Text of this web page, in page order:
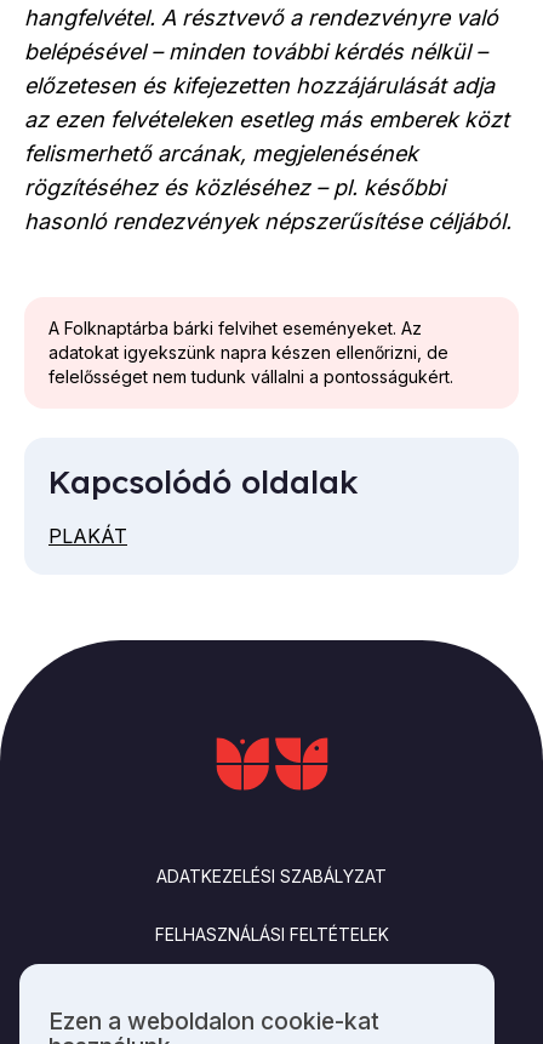
hangfelvétel. A résztvevő a rendezvényre való
belépésével – minden további kérdés nélkül –
előzetesen és kifejezetten hozzájárulását adja
az ezen felvételeken esetleg más emberek közt
felismerhető arcának, megjelenésének
rögzítéséhez és közléséhez – pl. későbbi
hasonló rendezvények népszerűsítése céljából.
A Folknaptárba bárki felvihet eseményeket. Az
adatokat igyekszünk napra készen ellenőrizni, de
felelősséget nem tudunk vállalni a pontosságukért.
Kapcsolódó oldalak
PLAKÁT
ADATKEZELÉSI SZABÁLYZAT
FELHASZNÁLÁSI FELTÉTELEK
Személyes
Ezen a weboldalon cookie-kat